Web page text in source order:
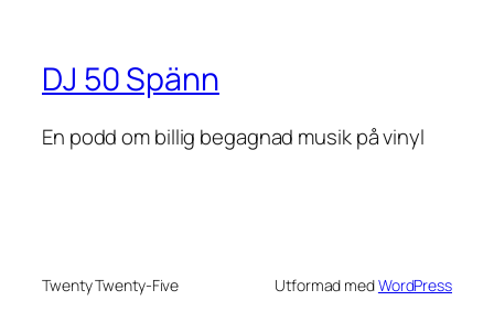
DJ 50 Spänn
En podd om billig begagnad musik på vinyl
Twenty Twenty-Five Utformad medWordPress